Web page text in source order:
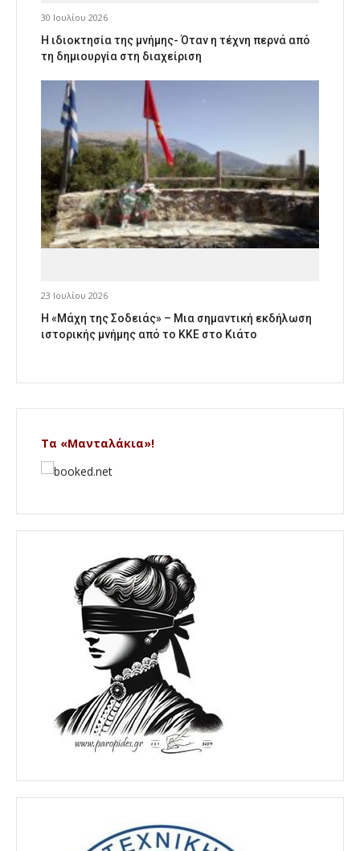
30 Ιουλίου 2026
Η ιδιοκτησία της μνήμης- Όταν η τέχνη περνά από
τη δημιουργία στη διαχείριση
23 Ιουλίου 2026
Η «Μάχη της Σοδειάς» – Μια σημαντική εκδήλωση
ιστορικής μνήμης από το ΚΚΕ στο Κιάτο
Τα «Μανταλάκια»!